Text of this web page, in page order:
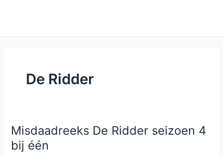
De Ridder
Misdaadreeks De Ridder seizoen 4
bij één